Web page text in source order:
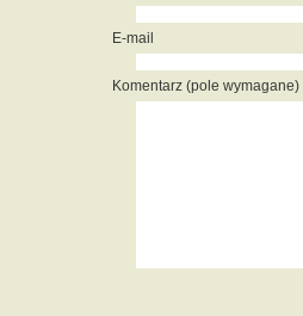
E-mail
Komentarz (pole wymagane)